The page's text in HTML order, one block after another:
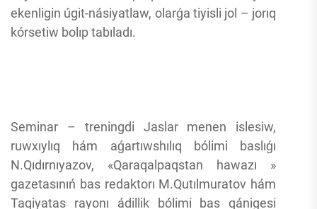
ekenligin úgit-násiyatlaw, olarǵa tiyisli jol – jorıq
kórsetiw bolıp tabıladı.
Seminar – treningdi Jaslar menen islesiw,
ruwxıylıq hám aǵartıwshılıq bólimi baslıǵı
N.Qıdırnıyazov, «Qaraqalpaqstan hawazı »
gazetasınıń bas redaktorı M.Qutılmuratov hám
Taqiyatas rayonı ádillik bólimi bas qánigesi